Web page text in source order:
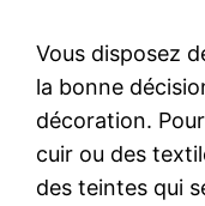
Vous disposez
la bonne
décoration.
cuir ou des
des teintes qui